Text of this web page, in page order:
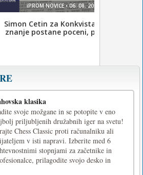
klasika
svoje možgane in se potopite v eno
priljubljenih družabnih iger na svetu!
Chess Classic proti računalniku ali
v isti napravi. Izberite med 6
stopnjami za začetnike in
prilagodite svojo desko in